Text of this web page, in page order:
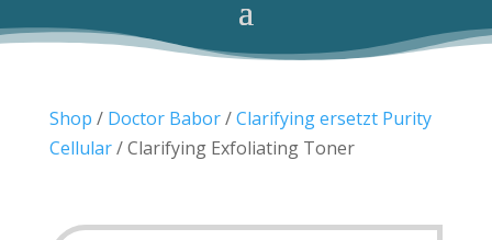
Shop / Doctor Babor/Clarifying ersetzt Purity
Cellular/ Clarifying Exfoliating Toner